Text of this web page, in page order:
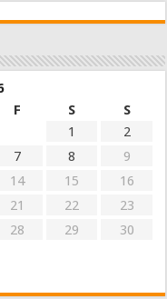
F S
S
1
2
7 8
9
14 15
16
21 22
23
28 29
30